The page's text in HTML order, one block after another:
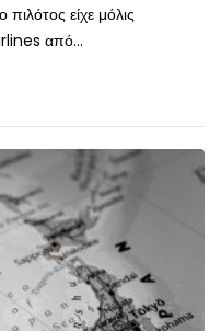
είχε μόλις
από...